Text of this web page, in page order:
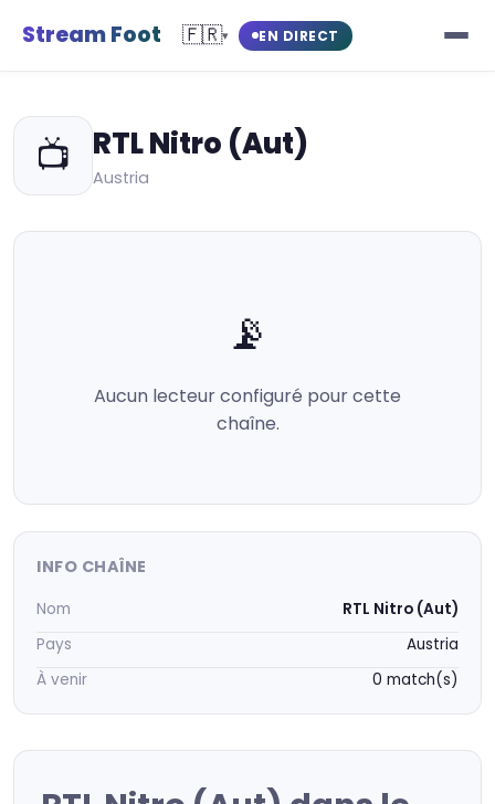
Stream Foot 🇫🇷▾ EN DIRECT
📺 RTL Nitro (Aut)
Austria
📡
Aucun lecteur configuré pour cette
chaîne.
INFO CHAÎNE
Nom
RTL Nitro (Aut)
Pays
Austria
À venir
0 match(s)